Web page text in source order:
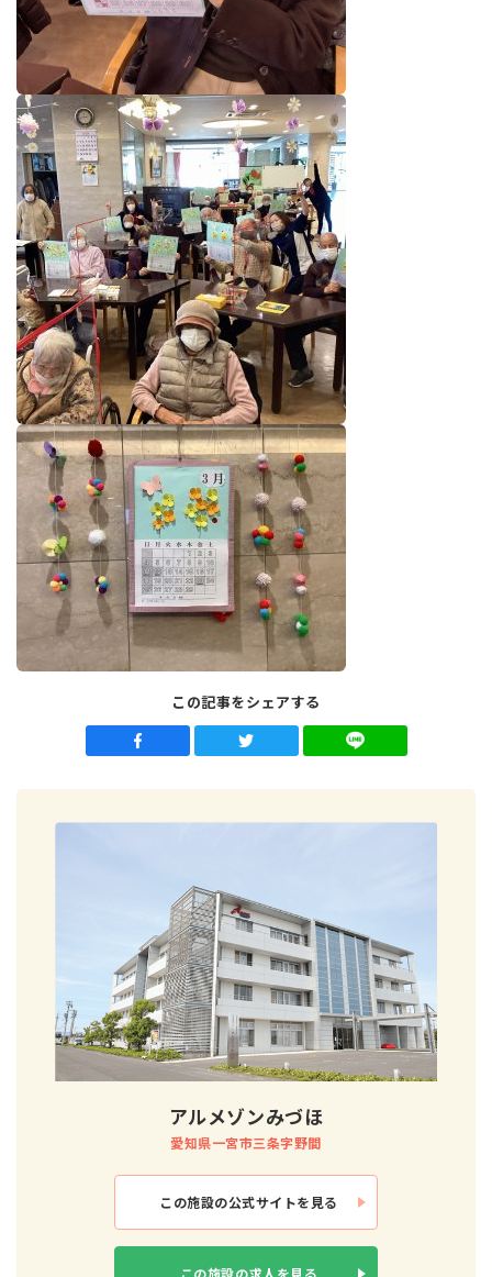
この記事をシェアする
アルメゾンみづほ
愛知県一宮市三条字野間
この施設の公式サイトを見る
この施設の求人を見る